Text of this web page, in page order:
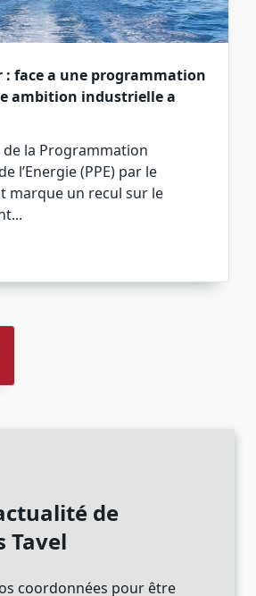
: face a une programmation
ambition industrielle a
la Programmation
l’Energie (PPE) par le
marque un recul sur le
de
Tavel
coordonnées pour être